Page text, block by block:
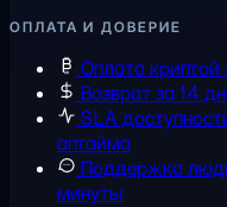
ОПЛАТА И ДОВЕРИЕ
Оплата криптой
Возврат за 14
SLA
аптайма
Поддержка
минуты